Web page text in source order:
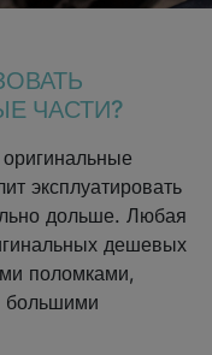
ЧАСТИ?
эксплуатировать
дольше. Любая
дешевых
поломками,
большими